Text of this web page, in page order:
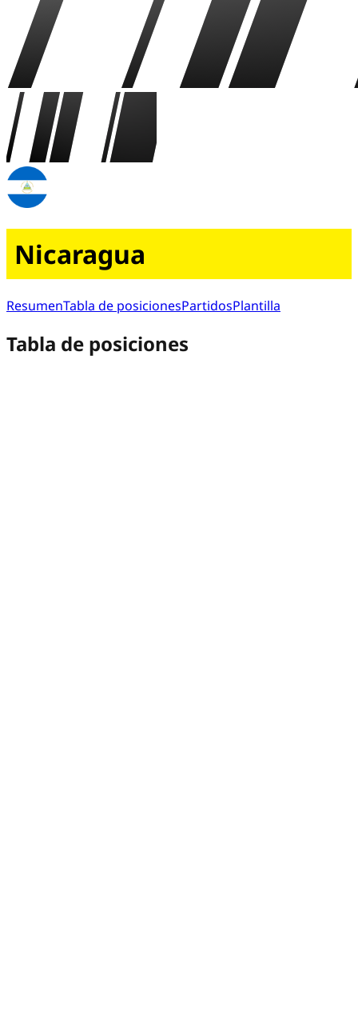
Nicaragua
ResumenTabla de posicionesPartidosPlantilla
Tabla de posiciones